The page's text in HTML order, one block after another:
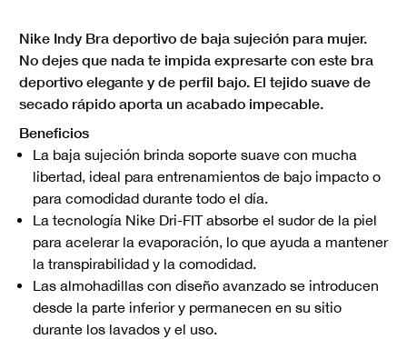
Nike Indy Bra deportivo de baja sujeción para mujer.
No dejes que nada te impida expresarte con este bra
deportivo elegante y de perfil bajo. El tejido suave de
secado rápido aporta un acabado impecable.
Beneficios
La baja sujeción brinda soporte suave con mucha
libertad, ideal para entrenamientos de bajo impacto o
para comodidad durante todo el día.
La tecnología Nike Dri-FIT absorbe el sudor de la piel
para acelerar la evaporación, lo que ayuda a mantener
la transpirabilidad y la comodidad.
Las almohadillas con diseño avanzado se introducen
desde la parte inferior y permanecen en su sitio
durante los lavados y el uso.